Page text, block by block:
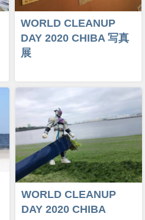
WORLD CLEANUP
DAY 2020 CHIBA 写真
展
WORLD CLEANUP
DAY 2020 CHIBA